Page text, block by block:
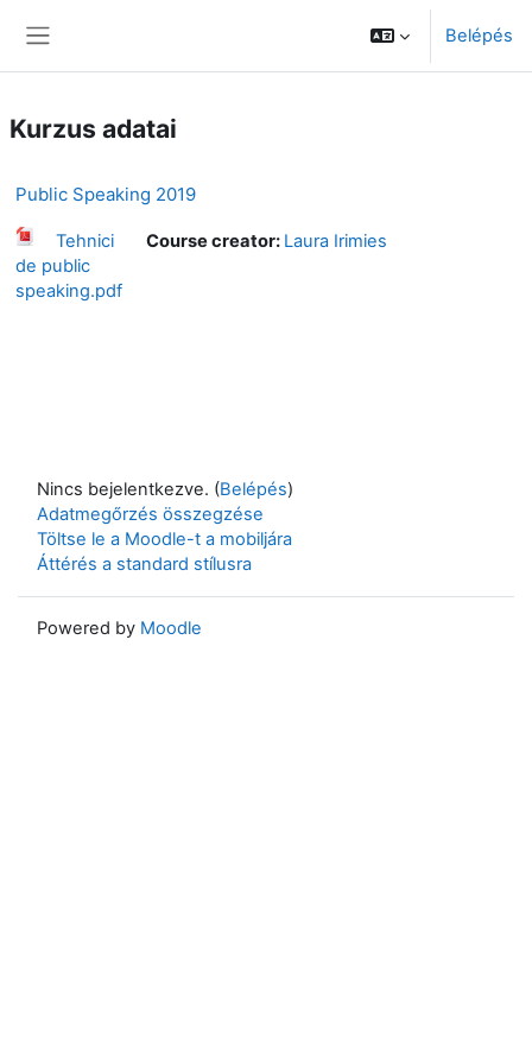
Belépés
Kurzus adatai
Public Speaking 2019
Tehnici
de public
speaking.pdf
Course creator: Laura Irimies
Nincs bejelentkezve. (Belépés)
Adatmegőrzés összegzése
Töltse le a Moodle-t a mobiljára
Áttérés a standard stílusra
Powered by Moodle